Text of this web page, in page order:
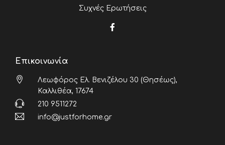
Συχνές Ερωτήσεις
Επικοινωνία
Λεωφόρος Ελ. Βενιζέλου 30 (Θησέως),
Καλλιθέα, 17674
210 9511272
info@justforhome.gr